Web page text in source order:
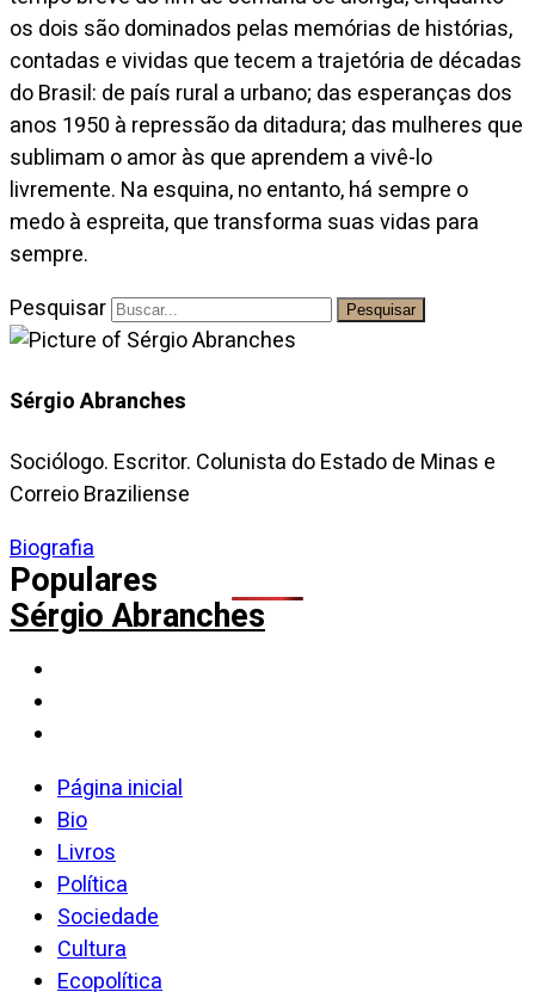
os dois são dominados pelas memórias de histórias,
contadas e vividas que tecem a trajetória de décadas
do Brasil: de país rural a urbano; das esperanças dos
anos 1950 à repressão da ditadura; das mulheres que
sublimam o amor às que aprendem a vivê-lo
livremente. Na esquina, no entanto, há sempre o
medo à espreita, que transforma suas vidas para
sempre.
Pesquisar
Pesquisar
Sérgio Abranches
Sociólogo. Escritor. Colunista do Estado de Minas e
Correio Braziliense
Biografia
Populares
Sérgio Abranches
Página inicial
Bio
Livros
Política
Sociedade
Cultura
Ecopolítica